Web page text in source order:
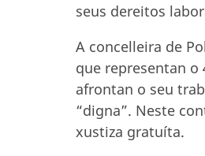
seus dereitos
A concelleira de
que representan
afrontan o seu
“digna”. Neste
xustiza gratuíta.